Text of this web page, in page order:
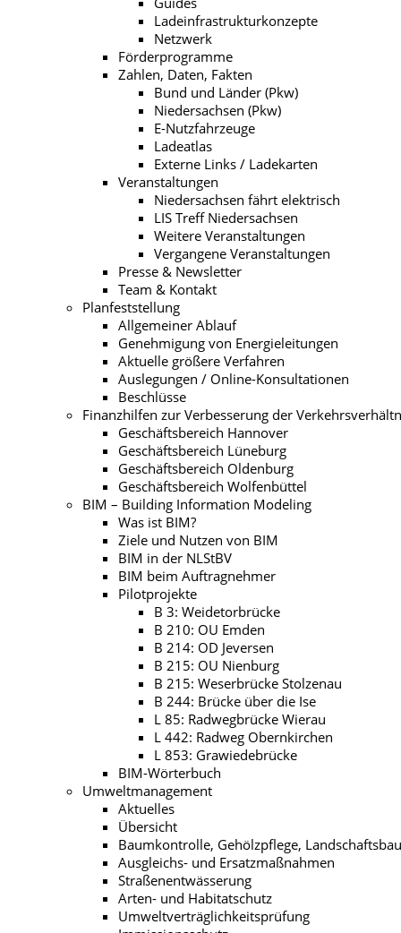
Ladeinfrastrukturkonzepte
Netzwerk
Förderprogramme
Zahlen, Daten, Fakten
Bund und Länder (Pkw)
Niedersachsen (Pkw)
E-Nutzfahrzeuge
Ladeatlas
Externe Links / Ladekarten
Veranstaltungen
Niedersachsen fährt elektrisch
LIS Treff Niedersachsen
Weitere Veranstaltungen
Vergangene Veranstaltungen
Presse & Newsletter
Team & Kontakt
Planfeststellung
Allgemeiner Ablauf
Genehmigung von Energieleitungen
Aktuelle größere Verfahren
Auslegungen / Online-Konsultationen
Beschlüsse
Finanzhilfen zur Verbesserung der
Geschäftsbereich Hannover
Geschäftsbereich Lüneburg
Geschäftsbereich Oldenburg
Geschäftsbereich Wolfenbüttel
BIM – Building Information Modeling
Was ist BIM?
Ziele und Nutzen von BIM
BIM in der NLStBV
BIM beim Auftragnehmer
Pilotprojekte
B 3: Weidetorbrücke
B 210: OU Emden
B 214: OD Jeversen
B 215: OU Nienburg
B 215: Weserbrücke Stolzenau
B 244: Brücke über die Ise
L 85: Radwegbrücke Wierau
L 442: Radweg Obernkirchen
L 853: Grawiedebrücke
BIM-Wörterbuch
Umweltmanagement
Aktuelles
Übersicht
Baumkontrolle, Gehölzpflege,
Ausgleichs- und Ersatzmaßnahmen
Straßenentwässerung
Arten- und Habitatschutz
Umweltverträglichkeitsprüfung